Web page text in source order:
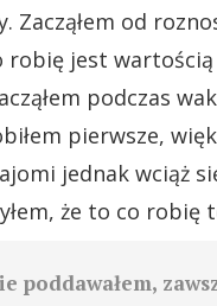
Zacząłem od
robię jest
podczas
pierwsze,
jednak wciąż
że to co robię
poddawałem,